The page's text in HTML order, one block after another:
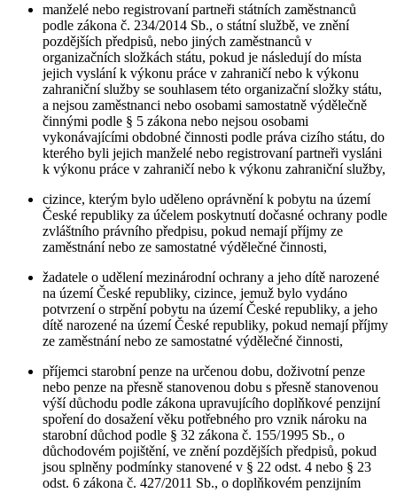
manželé nebo registrovaní partneři státních zaměstnanců
podle zákona č. 234/2014 Sb., o státní službě, ve znění
pozdějších předpisů, nebo jiných zaměstnanců v
organizačních složkách státu, pokud je následují do místa
jejich vyslání k výkonu práce v zahraničí nebo k výkonu
zahraniční služby se souhlasem této organizační složky státu,
a nejsou zaměstnanci nebo osobami samostatně výdělečně
činnými podle § 5 zákona nebo nejsou osobami
vykonávajícími obdobné činnosti podle práva cizího státu, do
kterého byli jejich manželé nebo registrovaní partneři vysláni
k výkonu práce v zahraničí nebo k výkonu zahraniční služby,
cizince, kterým bylo uděleno oprávnění k pobytu na území
České republiky za účelem poskytnutí dočasné ochrany podle
zvláštního právního předpisu, pokud nemají příjmy ze
zaměstnání nebo ze samostatné výdělečné činnosti,
žadatele o udělení mezinárodní ochrany a jeho dítě narozené
na území České republiky, cizince, jemuž bylo vydáno
potvrzení o strpění pobytu na území České republiky, a jeho
dítě narozené na území České republiky, pokud nemají příjmy
ze zaměstnání nebo ze samostatné výdělečné činnosti,
příjemci starobní penze na určenou dobu, doživotní penze
nebo penze na přesně stanovenou dobu s přesně stanovenou
výší důchodu podle zákona upravujícího doplňkové penzijní
spoření do dosažení věku potřebného pro vznik nároku na
starobní důchod podle § 32 zákona č. 155/1995 Sb., o
důchodovém pojištění, ve znění pozdějších předpisů, pokud
jsou splněny podmínky stanovené v § 22 odst. 4 nebo § 23
odst. 6 zákona č. 427/2011 Sb., o doplňkovém penzijním